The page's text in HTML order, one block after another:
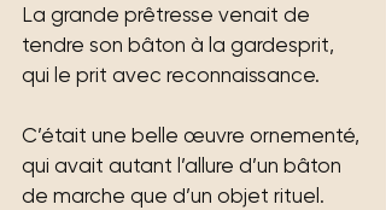
La grande prêtresse venait de
tendre son bâton à la gardesprit,
qui le prit avec reconnaissance.
C’était une belle œuvre ornementé,
qui avait autant l’allure d’un bâton
de marche que d’un objet rituel.